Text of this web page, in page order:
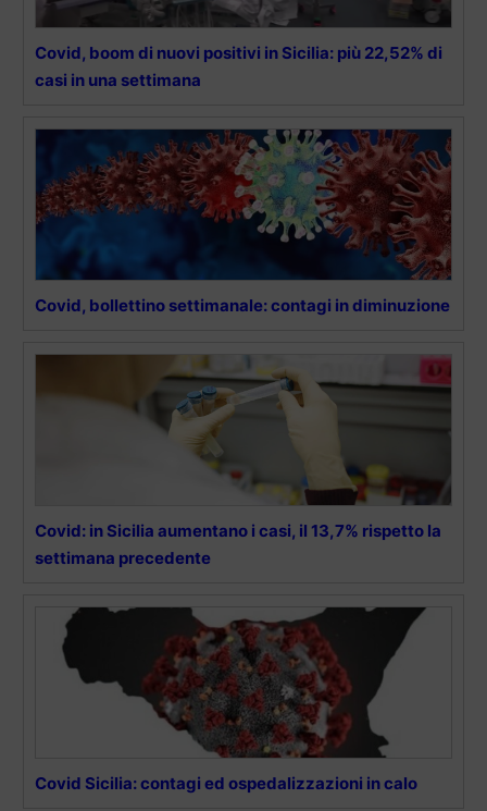
Covid, boom di nuovi positivi in Sicilia: più 22,52% di
casi in una settimana
Covid, bollettino settimanale: contagi in diminuzione
Covid: in Sicilia aumentano i casi, il 13,7% rispetto la
settimana precedente
Covid Sicilia: contagi ed ospedalizzazioni in calo